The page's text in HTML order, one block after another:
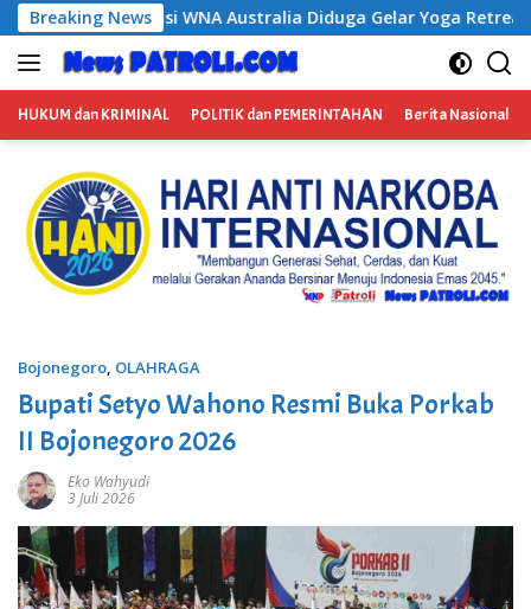
Langsung
ke
konten
Breaking News
Diduga Gelar Yoga Retreat dan Menjadi Instruktur
HUKUM dan KRIMINAL POLITIK dan PEMERINTAHAN Berita Nasional
Bojonegoro, OLAHRAGA
Bupati Setyo Wahono Resmi Buka Porkab
II Bojonegoro 2026
Eko Wahyudi
3 Juli 2026